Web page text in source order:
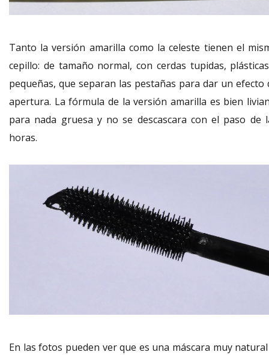
Tanto la versión amarilla como la celeste tienen el
cepillo: de tamaño normal, con cerdas tupidas,
pequeñas, que separan las pestañas para dar un efecto
apertura. La fórmula de la versión amarilla es bien
para nada gruesa y no se descascara con el paso de
horas.
En las fotos pueden ver que es una máscara muy